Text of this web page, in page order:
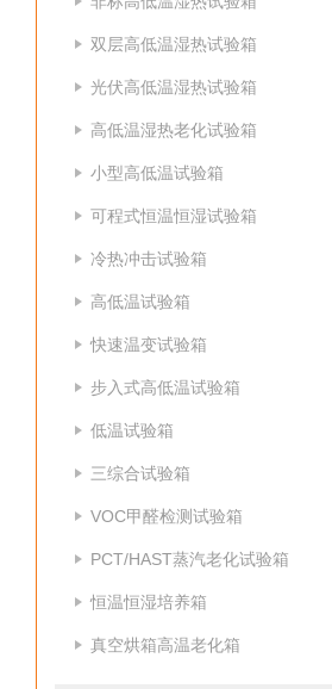
双层高低温湿热试验箱
光伏高低温湿热试验箱
高低温湿热老化试验箱
小型高低温试验箱
可程式恒温恒湿试验箱
冷热冲击试验箱
高低温试验箱
快速温变试验箱
步入式高低温试验箱
低温试验箱
三综合试验箱
VOC甲醛检测试验箱
PCT/HAST蒸汽老化试验箱
恒温恒湿培养箱
真空烘箱高温老化箱